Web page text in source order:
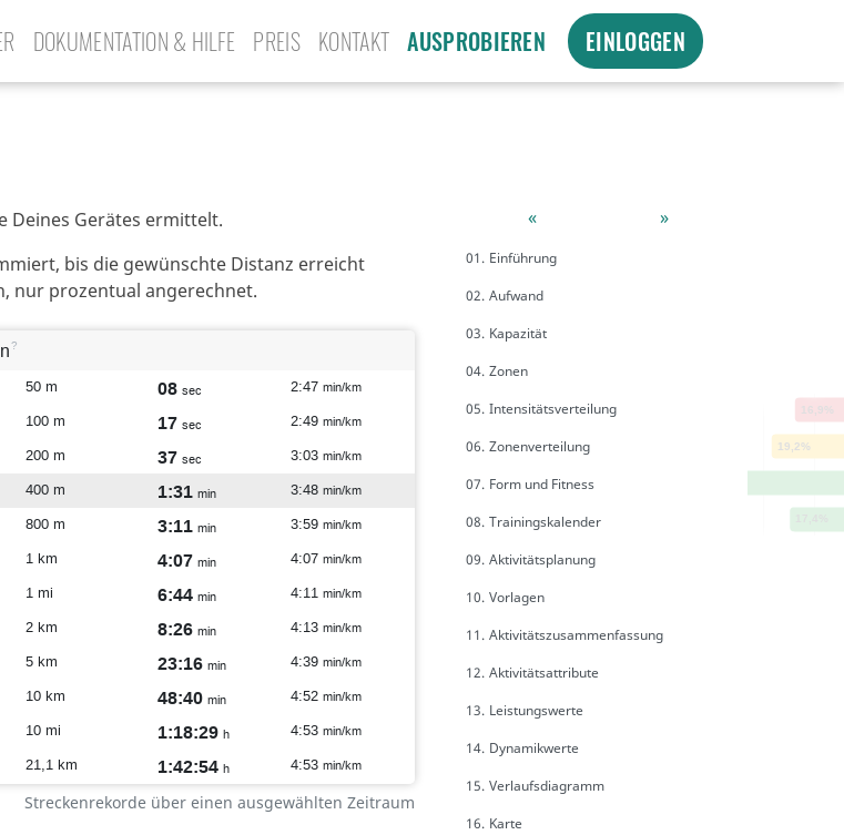
DOKUMENTATION & HILFE PREIS KONTAKT AUSPROBIEREN EINLOGGEN
Deines Gerätes ermittelt.
bis die gewünschte Distanz erreicht
nur prozentual angerechnet.
Streckenrekorde über einen ausgewählten Zeitraum
« »
01. Einführung
02. Aufwand
03. Kapazität
04. Zonen
05. Intensitätsverteilung
06. Zonenverteilung
07. Form und Fitness
08. Trainingskalender
09. Aktivitätsplanung
10. Vorlagen
11. Aktivitätszusammenfassung
12. Aktivitätsattribute
13. Leistungswerte
14. Dynamikwerte
15. Verlaufsdiagramm
16. Karte